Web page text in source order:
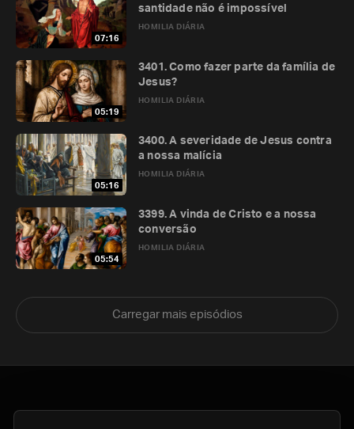
07:16
HOMILIA DIÁRIA
santidade não é impossível
05:19
HOMILIA DIÁRIA
3401. Como fazer parte da família de
Jesus?
05:16
HOMILIA DIÁRIA
3400. A severidade de Jesus contra
a nossa malícia
05:54
HOMILIA DIÁRIA
3399. A vinda de Cristo e a nossa
conversão
Carregar mais episódios